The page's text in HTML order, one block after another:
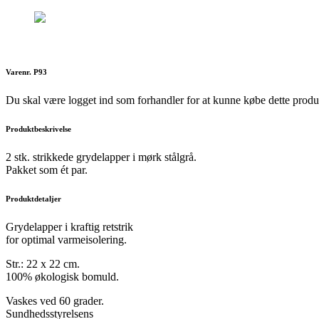
Varenr. P93
Du skal være logget ind som forhandler for at kunne købe dette
Produktbeskrivelse
2 stk. strikkede grydelapper i mørk stålgrå.
Pakket som ét par.
Produktdetaljer
Grydelapper i kraftig retstrik
for optimal varmeisolering.
Str.: 22 x 22 cm.
100% økologisk bomuld.
Vaskes ved 60 grader.
Sundhedsstyrelsens